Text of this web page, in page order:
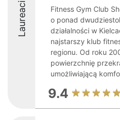
Laureaci
Fitness Gym Club
o ponad
działalności w
najstarszy klub
regionu. Od roku
powierzchnię
umożliwiającą
9.4